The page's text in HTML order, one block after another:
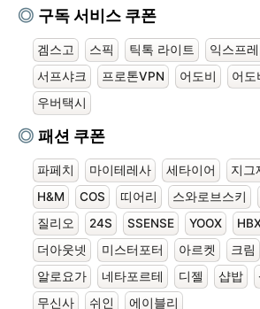
구독 서비스 쿠폰
겜스고 스픽 틱톡 라이트 익스프
서프샤크
프로톤VPN 어도비 어도
우버택시
패션 쿠폰
파페치 마이테레사 세타이어 지그
H&M
COS 띠어리 스와로브스키
질리오
24S SSENSE YOOX
더아웃넷
미스터포터 아르켓 크림
알로요가
네타포르테 디젤 샵밥
무신사
쉬인 에이블리